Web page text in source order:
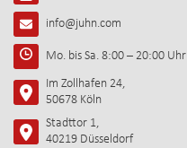
info@juhn.com
Mo. bis Sa. 8:00 – 20:00 Uhr
Im Zollhafen 24,
50678 Köln
Stadttor 1,
40219 Düsseldorf